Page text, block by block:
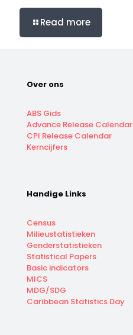
Read more
Over ons
ABS Gids
Advance Release Calendar
CPI Release Calendar
Kerncijfers
Handige Links
Census
Milieustatistieken
Genderstatistieken
Statistical Papers
Basic indicators
MICS
MDG/SDG
Caribbean Statistics Day